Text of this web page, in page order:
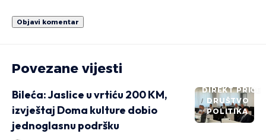
Povezane vijesti
DIREKT PRIČE
DRUŠTVO
POLITIKA
Bileća: Jaslice u vrtiću 200 KM,
izvještaj Doma kulture dobio
jednoglasnu podršku